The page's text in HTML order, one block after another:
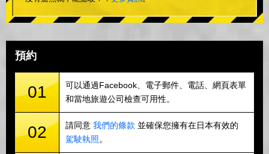
預約
01
可以通過Facebook、電子郵件、電話、網頁表單
和當地旅遊公司檢查可用性。
02 請同意 我們的條款 並確保您擁有在日本有效的
駕駛執照。